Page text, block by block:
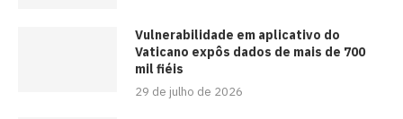
Vulnerabilidade em aplicativo do
Vaticano expôs dados de mais de 700
mil fiéis
29 de julho de 2026